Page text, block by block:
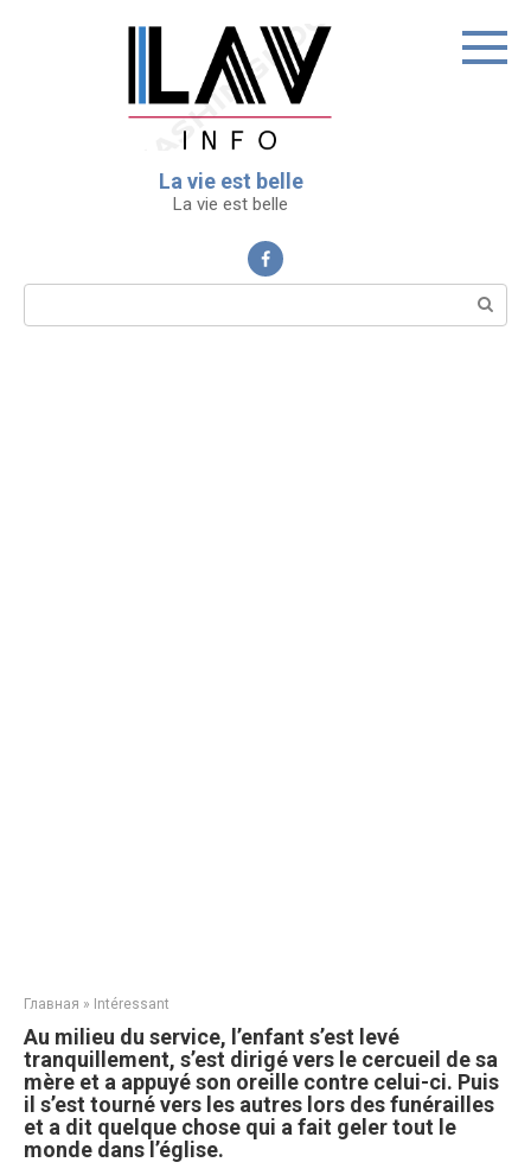
La vie est belle
La vie est belle
Поиск:
Главная » Intéressant
Au milieu du service, l’enfant s’est levé
tranquillement, s’est dirigé vers le cercueil de sa
mère et a appuyé son oreille contre celui-ci. Puis
il s’est tourné vers les autres lors des funérailles
et a dit quelque chose qui a fait geler tout le
monde dans l’église.